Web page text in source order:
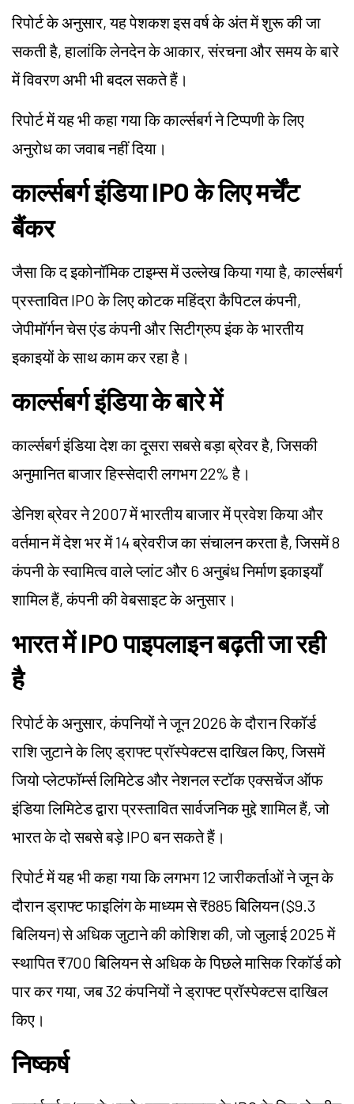
रिपोर्ट के अनुसार, यह पेशकश इस वर्ष के अंत में शुरू की जा
सकती है, हालांकि लेनदेन के आकार, संरचना और समय के बारे
में विवरण अभी भी बदल सकते हैं।
रिपोर्ट में यह भी कहा गया कि कार्ल्सबर्ग ने टिप्पणी के लिए
अनुरोध का जवाब नहीं दिया।
कार्ल्सबर्ग इंडिया IPO के लिए मर्चेंट
बैंकर
जैसा कि द इकोनॉमिक टाइम्स में उल्लेख किया गया है, कार्ल्सबर्ग
प्रस्तावित IPO के लिए कोटक महिंद्रा कैपिटल कंपनी,
जेपीमॉर्गन चेस एंड कंपनी और सिटीग्रुप इंक के भारतीय
इकाइयों के साथ काम कर रहा है।
कार्ल्सबर्ग इंडिया के बारे में
कार्ल्सबर्ग इंडिया देश का दूसरा सबसे बड़ा ब्रेवर है, जिसकी
अनुमानित बाजार हिस्सेदारी लगभग 22% है।
डेनिश ब्रेवर ने 2007 में भारतीय बाजार में प्रवेश किया और
वर्तमान में देश भर में 14 ब्रेवरीज का संचालन करता है, जिसमें 8
कंपनी के स्वामित्व वाले प्लांट और 6 अनुबंध निर्माण इकाइयाँ
शामिल हैं, कंपनी की वेबसाइट के अनुसार।
भारत में IPO पाइपलाइन बढ़ती जा रही
है
रिपोर्ट के अनुसार, कंपनियों ने जून 2026 के दौरान रिकॉर्ड
राशि जुटाने के लिए ड्राफ्ट प्रॉस्पेक्टस दाखिल किए, जिसमें
जियो प्लेटफॉर्म्स लिमिटेड और नेशनल स्टॉक एक्सचेंज ऑफ
इंडिया लिमिटेड द्वारा प्रस्तावित सार्वजनिक मुद्दे शामिल हैं, जो
भारत के दो सबसे बड़े IPO बन सकते हैं।
रिपोर्ट में यह भी कहा गया कि लगभग 12 जारीकर्ताओं ने जून के
दौरान ड्राफ्ट फाइलिंग के माध्यम से ₹885 बिलियन ($9.3
बिलियन) से अधिक जुटाने की कोशिश की, जो जुलाई 2025 में
स्थापित ₹700 बिलियन से अधिक के पिछले मासिक रिकॉर्ड को
पार कर गया, जब 32 कंपनियों ने ड्राफ्ट प्रॉस्पेक्टस दाखिल
किए।
निष्कर्ष